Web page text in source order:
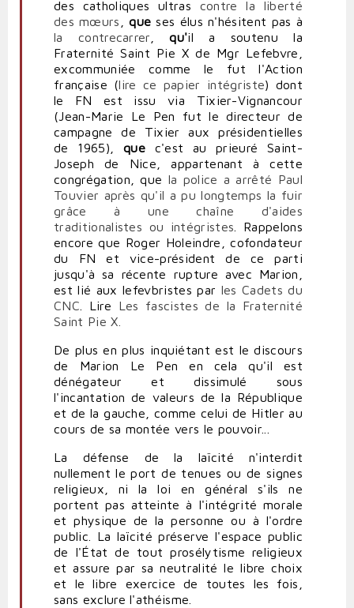
des catholiques ultras contre la liberté
des mœurs ,que ses élus n'hésitent pas à
la contrecarrer ,qu'il a soutenu la
Fraternité Saint Pie X de Mgr Lefebvre,
excommuniée comme le fut l'Action
française (lire ce papier intégriste) dont
le FN est issu via Tixier-Vignancour
(Jean-Marie Le Pen fut le directeur de
campagne de Tixier aux présidentielles
de 1965), quec'est au prieuré Saint-
Joseph de Nice, appartenant à cette
congrégation, que la police a arrêté Paul
Touvier après qu'il a pu longtemps la fuir
grâce à une chaîne d'aides
traditionalistes ou intégristes . Rappelons
encore que Roger Holeindre, cofondateur
du FN et vice-président de ce parti
jusqu'à sa récente rupture avec Marion,
est lié aux lefevbristes par les Cadets du
CNC . Lire Les fascistes de la Fraternité
Saint Pie X.
De plus en plus inquiétant est le discours
de Marion Le Pen en cela qu'il est
dénégateur et dissimulé sous
l'incantation de valeurs de la République
et de la gauche, comme celui de Hitler au
cours de sa montée vers le pouvoir...
La défense de la laïcité n'interdit
nullement le port de tenues ou de signes
religieux, ni la loi en général s'ils ne
portent pas atteinte à l'intégrité morale
et physique de la personne ou à l'ordre
public. La laïcité préserve l'espace public
de l'État de tout prosélytisme religieux
et assure par sa neutralité le libre choix
et le libre exercice de toutes les fois,
sans exclure l'athéisme.